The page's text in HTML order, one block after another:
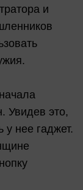
и
Увидев это,
у нее гаджет.